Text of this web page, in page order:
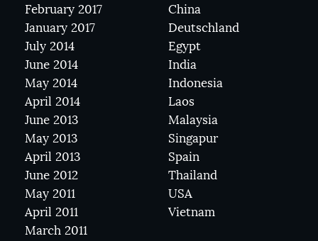
February 2017
January 2017
July 2014
June 2014
May 2014
April 2014
June 2013
May 2013
April 2013
June 2012
May 2011
April 2011
March 2011
China
Deutschland
Egypt
India
Indonesia
Laos
Malaysia
Singapur
Spain
Thailand
USA
Vietnam